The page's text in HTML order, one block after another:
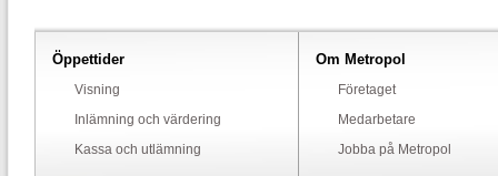
Öppettider
Visning
Inlämning och värdering
Kassa och utlämning
Om Metropol
Företaget
Medarbetare
Jobba på Metropol